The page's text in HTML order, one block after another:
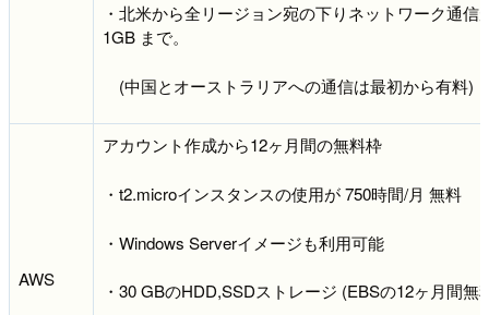
・北米から全リージョン宛の下りネットワーク通信
1GB まで。
(中国とオーストラリアへの通信は最初から有料)
AWS
アカウント作成から12ヶ月間の無料枠
・t2.microインスタンスの使用が 750時間/月 無料
・Windows Serverイメージも利用可能
・30 GBのHDD,SSDストレージ (EBSの12ヶ月間無